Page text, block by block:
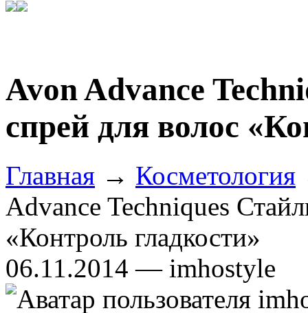
Avon Advance
спрей для волос
Главная → Косметология
Advance Techniques
«Контроль гладкости»
06.11.2014 — imhostyle